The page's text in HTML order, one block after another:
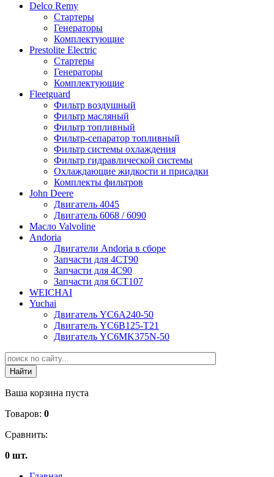
Delco Remy
Стартеры
Генераторы
Комплектующие
Prestolite Electric
Стартеры
Генераторы
Комплектующие
Fleetguard
Фильтр воздушный
Фильтр масляный
Фильтр топливный
Фильтр-сепаратор топливный
Фильтр системы охлаждения
Фильтр гидравлической системы
Охлаждающие жидкости и присадки
Комплекты фильтров
John Deere
Двигатель 4045
Двигатель 6068 / 6090
Масло Valvoline
Andoria
Двигатели Andoria в сборе
Запчасти для 4CT90
Запчасти для 4С90
Запчасти для 6CT107
WEICHAI
Yuchai
Двигатель YC6A240-50
Двигатель YC6B125-T21
Двигатель YC6MK375N-50
Ваша корзина пуста
Товаров: 0
Сравнить:
0 шт.